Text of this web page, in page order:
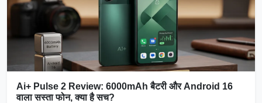
Ai+ Pulse 2 Review: 6000mAh बैटरी और Android 16
वाला सस्ता फोन, क्या है सच?